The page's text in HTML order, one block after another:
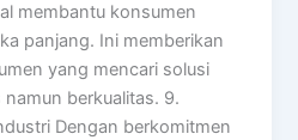
membantu konsumen
panjang. Ini memberikan
yang mencari solusi
berkualitas. 9.
Dengan berkomitmen